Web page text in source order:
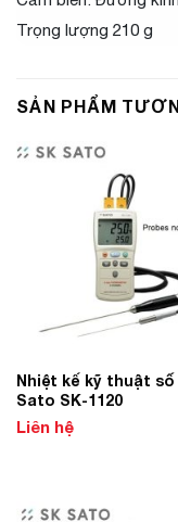
Trọng lượng 210 g
SẢN PHẨM
Nhiệt kế kỹ thuật số
Sato SK-1120
Liên hệ